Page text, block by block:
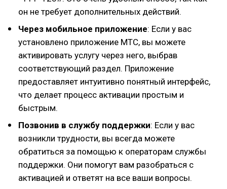
он не требует дополнительных действий.
Через мобильное приложение: Если у вас
установлено приложение МТС, вы можете
активировать услугу через него, выбрав
соответствующий раздел. Приложение
предоставляет интуитивно понятный интерфейс,
что делает процесс активации простым и
быстрым.
Позвонив в службу поддержки: Если у вас
возникли трудности, вы всегда можете
обратиться за помощью к операторам службы
поддержки. Они помогут вам разобраться с
активацией и ответят на все ваши вопросы.